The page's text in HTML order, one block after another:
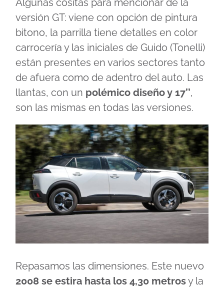
versión GT: viene con opción de pintura
bitono, la parrilla tiene detalles en color
carrocería y las iniciales de Guido (Tonelli)
están presentes en varios sectores tanto
de afuera como de adentro del auto. Las
llantas, con un polémico diseño y 17’’,
son las mismas en todas las versiones.
Repasamos las dimensiones. Este nuevo
2008 se estira hasta los 4,30 metrosy la